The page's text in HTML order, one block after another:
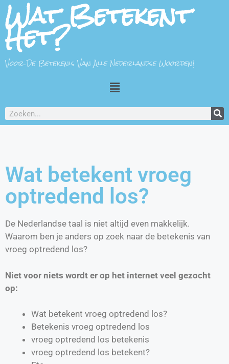
Wat Betekent
Het?
Voor De Betekenis Van Alle Nederlandse Woorden!
Wat betekent vroeg
optredend los?
De Nederlandse taal is niet altijd even makkelijk.
Waarom ben je anders op zoek naar de betekenis van
vroeg optredend los?
Niet voor niets wordt er op het internet veel gezocht
op:
Wat betekent vroeg optredend los?
Betekenis vroeg optredend los
vroeg optredend los betekenis
vroeg optredend los betekent?